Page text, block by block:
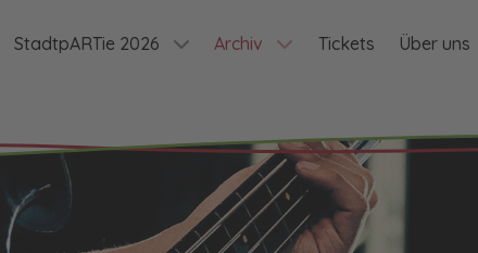
StadtpARTie 2026 Archiv Tickets Über uns